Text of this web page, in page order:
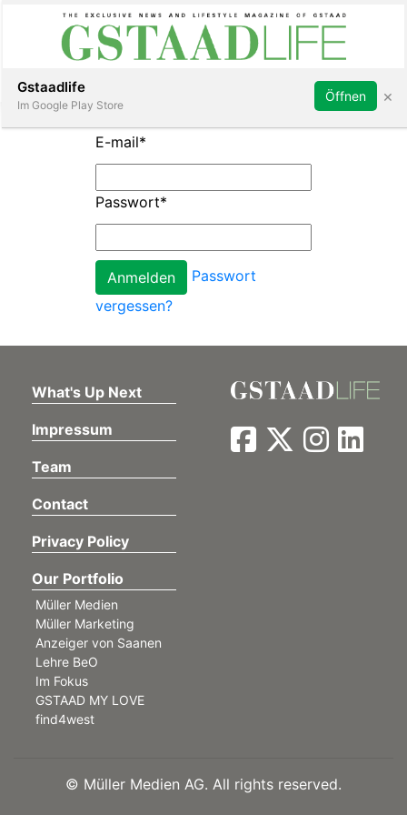
Subscribe Sign in
E-mail*
Passwort*
Passwort
vergessen?
What's Up Next
Impressum
Team
Contact
Privacy Policy
Our Portfolio
Müller Medien
Müller Marketing
Anzeiger von Saanen
Lehre BeO
Im Fokus
GSTAAD MY LOVE
find4west
© Müller Medien AG. All rights reserved.
Gstaadlife
Im Google Play Store
Öffnen ×